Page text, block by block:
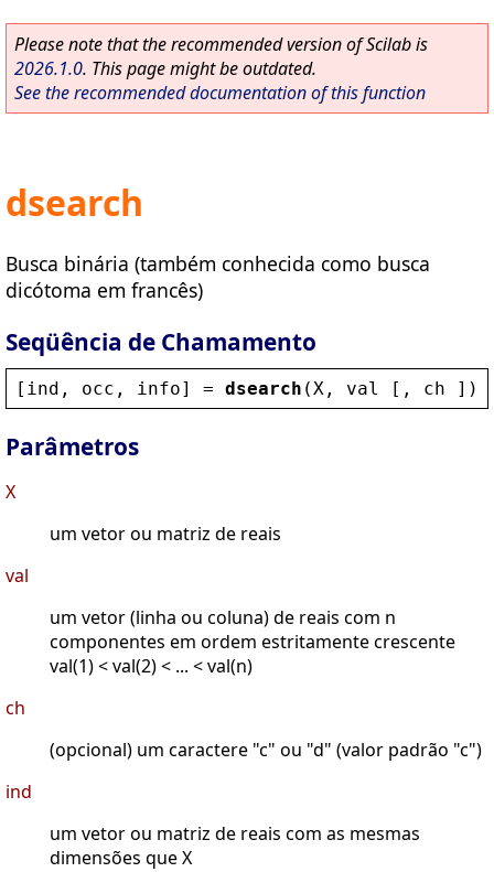
Please note that the recommended version of Scilab is
2026.1.0. This page might be outdated.
See the recommended documentation of this function
dsearch
Busca binária (também conhecida como busca
dicótoma em francês)
Seqüência de Chamamento
[ ind , occ , info] = dsearch ( X , val [, ch ])
Parâmetros
X
um vetor ou matriz de reais
val
um vetor (linha ou coluna) de reais com n
componentes em ordem estritamente crescente
val(1) < val(2) < ... < val(n)
ch
(opcional) um caractere "c" ou "d" (valor padrão "c")
ind
um vetor ou matriz de reais com as mesmas
dimensões que X